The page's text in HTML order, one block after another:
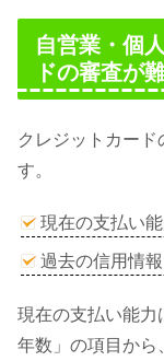
自営業・個
ドの審査が
クレジットカード
す。
現在の支払い
過去の信用情報
現在の支払い能力
年数」の項目から